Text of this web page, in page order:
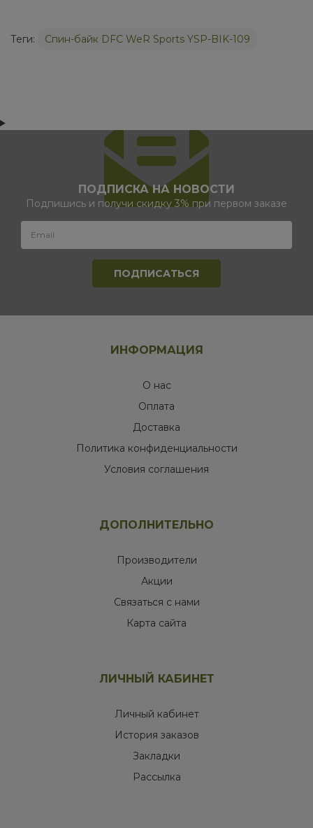
Теги: Спин-байк DFC WeR Sports YSP-BIK-109
ПОДПИСКА НА НОВОСТИ
Подпишись и получи скидку 3% при первом заказе
ИНФОРМАЦИЯ
О нас
Оплата
Доставка
Политика конфиденциальности
Условия соглашения
ДОПОЛНИТЕЛЬНО
Производители
Акции
Связаться с нами
Карта сайта
ЛИЧНЫЙ КАБИНЕТ
Личный кабинет
История заказов
Закладки
Рассылка